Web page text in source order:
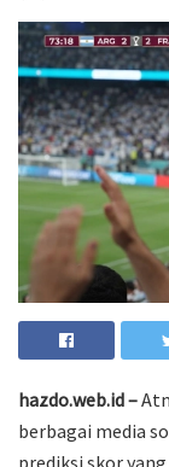
hazdo.web.id –
berbagai media